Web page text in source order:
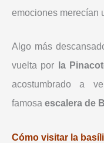
emociones merecían
Algo más
vuelta por
la
acostumbrado a
famosa escalera de
Cómo visitar la